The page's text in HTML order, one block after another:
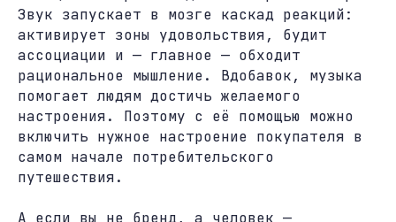
Звук запускает в мозге каскад реакций:
активирует зоны удовольствия, будит
ассоциации и — главное — обходит
рациональное мышление. Вдобавок, музыка
помогает людям достичь желаемого
настроения. Поэтому с её помощью можно
включить нужное настроение покупателя в
самом начале потребительского
путешествия.
А если вы не бренд, а человек —